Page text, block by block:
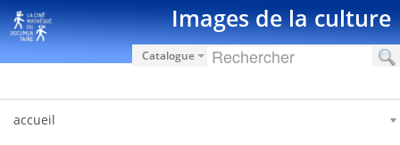
Saut au contenu Images de la culture
Catalogue
accueil